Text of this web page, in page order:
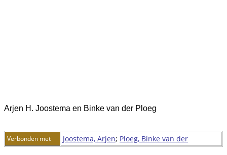
Arjen H. Joostema en Binke van der Ploeg
Verbonden met Joostema, Arjen; Ploeg, Binke van der